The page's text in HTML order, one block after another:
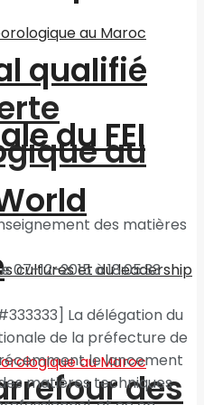
au
des
qualifié
du FEI
des matières
12-2015 à 18:05:33
La délégation du
de la préfecture de
le lancement
matières techniques